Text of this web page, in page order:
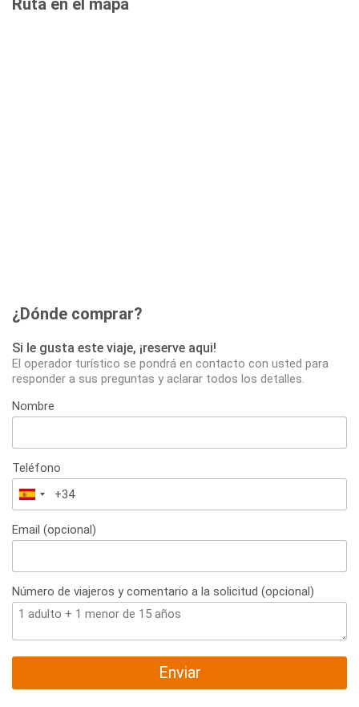
¿Dónde comprar?
Si le gusta este viaje, ¡reserve aqui!
El operador turístico se pondrá en contacto con usted para
responder a sus preguntas y aclarar todos los detalles.
Nombre
Teléfono
España
+34
Email (opcional)
Número de viajeros y comentario a la solicitud (opcional)
Enviar